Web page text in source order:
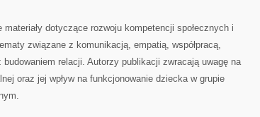
dotyczące rozwoju kompetencji społecznych i
związane z komunikacją, empatią, współpracą,
relacji. Autorzy publikacji zwracają uwagę na
oraz jej wpływ na funkcjonowanie dziecka w grupie